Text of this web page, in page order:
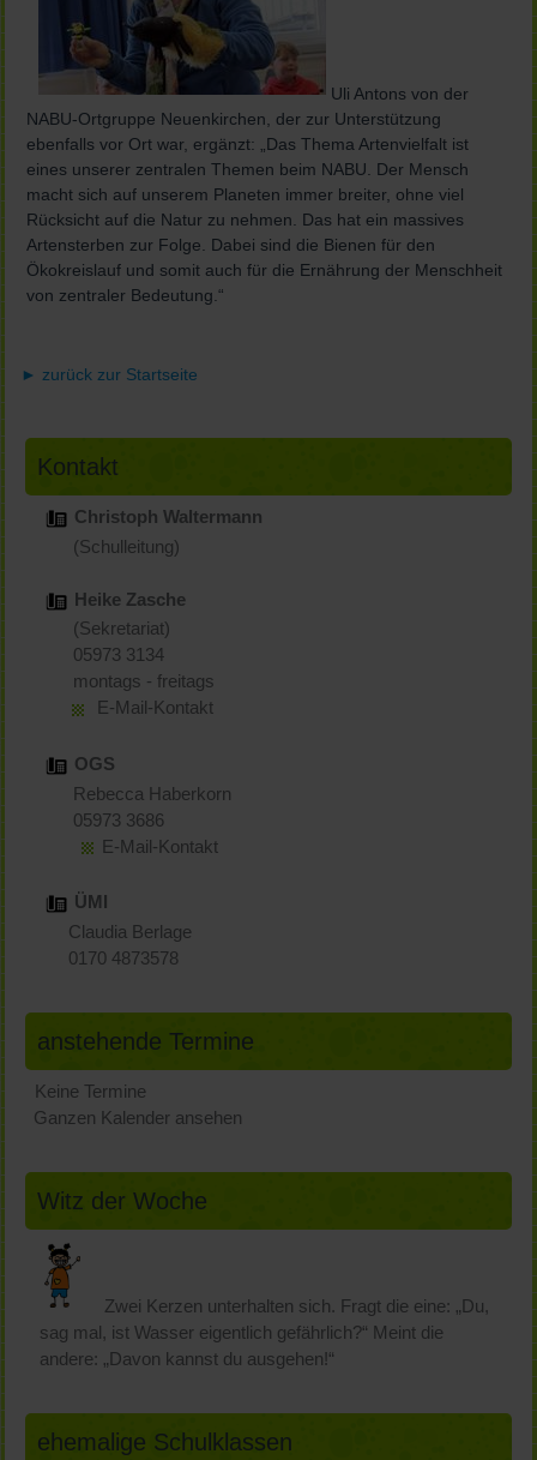
Uli Antons von der
NABU-Ortgruppe Neuenkirchen, der zur Unterstützung
ebenfalls vor Ort war, ergänzt: „Das Thema Artenvielfalt ist
eines unserer zentralen Themen beim NABU. Der Mensch
macht sich auf unserem Planeten immer breiter, ohne viel
Rücksicht auf die Natur zu nehmen. Das hat ein massives
Artensterben zur Folge. Dabei sind die Bienen für den
Ökokreislauf und somit auch für die Ernährung der Menschheit
von zentraler Bedeutung.“
► zurück zur Startseite
Kontakt
Christoph Waltermann
(Schulleitung)
Heike Zasche
(Sekretariat)
05973 3134
montags - freitags
E-Mail-Kontakt
OGS
Rebecca Haberkorn
05973 3686
E-Mail-Kontakt
ÜMI
Claudia Berlage
0170 4873578
anstehende Termine
Keine Termine
Ganzen Kalender ansehen
Witz der Woche
Zwei Kerzen unterhalten sich. Fragt die eine: „Du,
sag mal, ist Wasser eigentlich gefährlich?“ Meint die
andere: „Davon kannst du ausgehen!“
ehemalige Schulklassen